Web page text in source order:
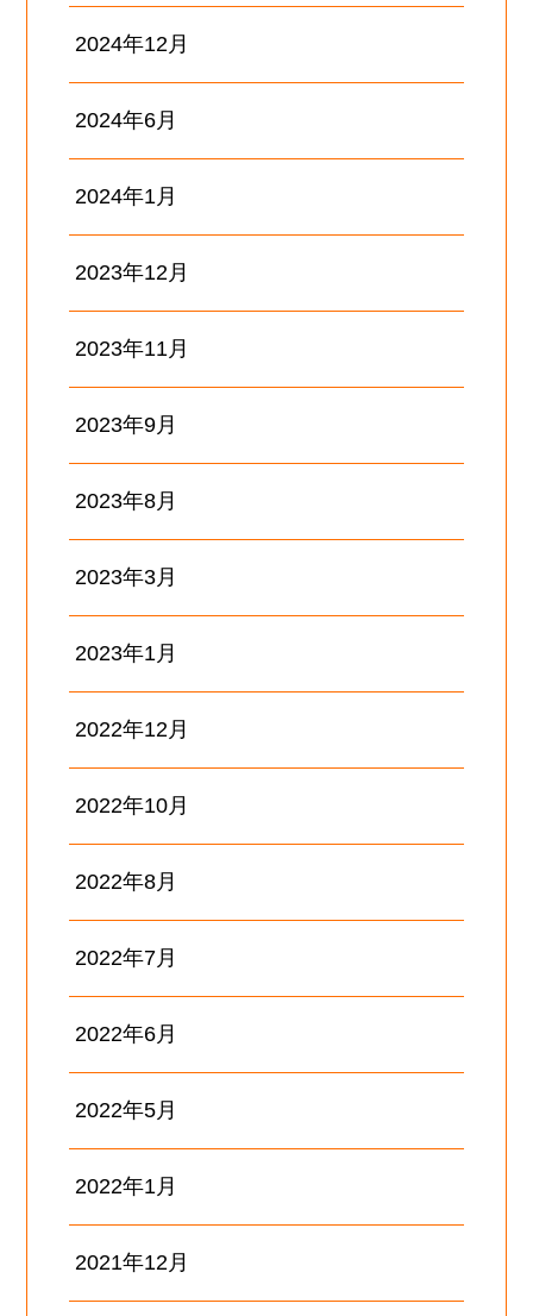
2024年12月
2024年6月
2024年1月
2023年12月
2023年11月
2023年9月
2023年8月
2023年3月
2023年1月
2022年12月
2022年10月
2022年8月
2022年7月
2022年6月
2022年5月
2022年1月
2021年12月